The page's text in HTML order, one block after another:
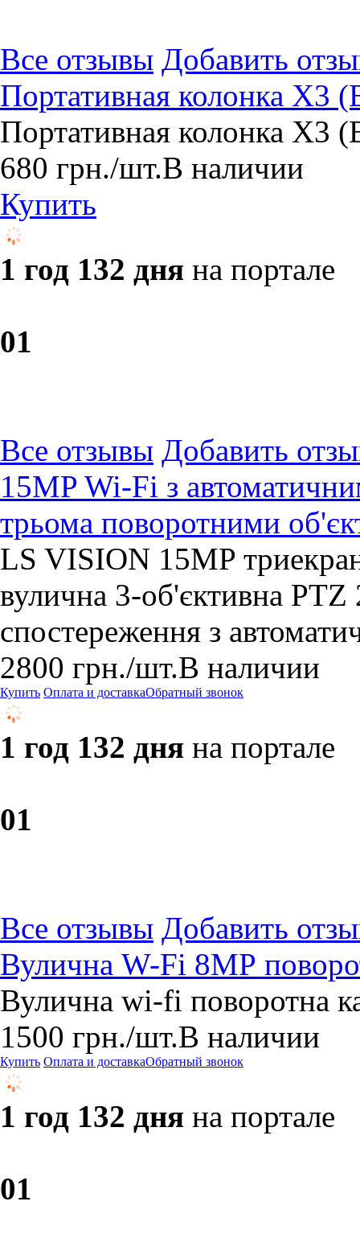
Все отзывы Добавить
Портативная колонка X3
Портативная колонка X3
680 грн./шт.В наличии
Купить
1 год 132 дня на портале
01
Все отзывы Добавить
15MP Wi-Fi з
трьома поворотними
LS VISION 15MP
вулична 3-об'єктивна PTZ
спостереження з
2800 грн./шт.В наличии
Купить Оплата и доставкаОбратный звонок
1 год 132 дня на портале
01
Все отзывы Добавить
Вулична W-Fi 8МР
Вулична wi-fi поворотна
1500 грн./шт.В наличии
Купить Оплата и доставкаОбратный звонок
1 год 132 дня на портале
01